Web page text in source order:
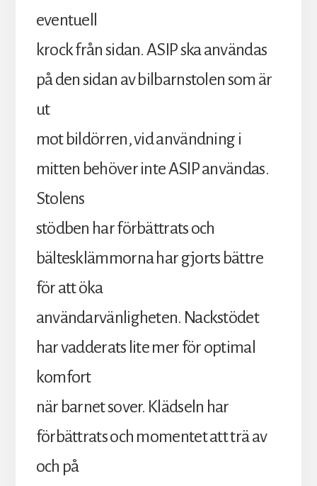
eventuell
krock från sidan. ASIP ska användas
på den sidan av bilbarnstolen som är
ut
mot bildörren, vid användning i
mitten behöver inte ASIP användas.
Stolens
stödben har förbättrats och
bältesklämmorna har gjorts bättre
för att öka
användarvänligheten. Nackstödet
har vadderats lite mer för optimal
komfort
när barnet sover. Klädseln har
förbättrats och momentet att trä av
och på